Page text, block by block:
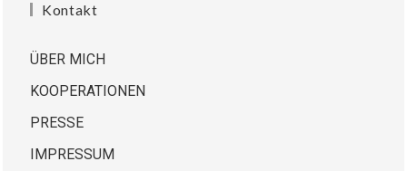
Kontakt
ÜBER MICH
KOOPERATIONEN
PRESSE
IMPRESSUM